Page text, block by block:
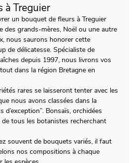
à Treguier
un bouquet de fleurs à Treguier
des grands-mères, Noël ou une autre
nous saurons honorer cette
de délicatesse. Spécialiste de
depuis 1997, nous livrons vos
dans la région Bretagne en
rares se laisseront tenter avec les
nous avons classées dans la
d’exception”. Bonsaïs, orchidées
de tous les botanistes recherchant
souvent de bouquets variés, il faut
nos compositions à chaque